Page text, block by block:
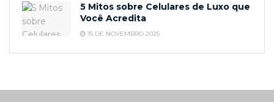
5 Mitos sobre Celulares de Luxo que
Você Acredita
15 DE NOVEMBRO 2025